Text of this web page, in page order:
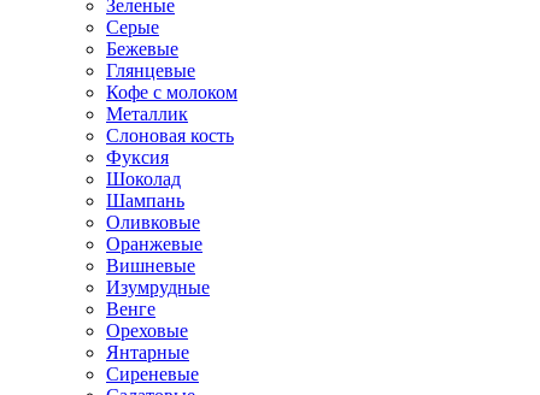
Зеленые
Серые
Бежевые
Глянцевые
Кофе с молоком
Металлик
Слоновая кость
Фуксия
Шоколад
Шампань
Оливковые
Оранжевые
Вишневые
Изумрудные
Венге
Ореховые
Янтарные
Сиреневые